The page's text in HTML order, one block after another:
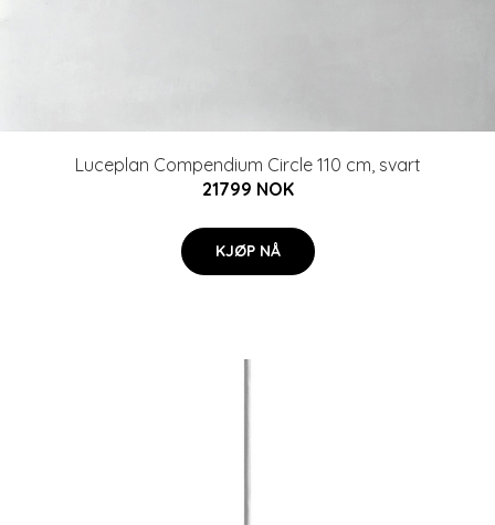
Luceplan Compendium Circle 110 cm, svart
21799 NOK
KJØP NÅ